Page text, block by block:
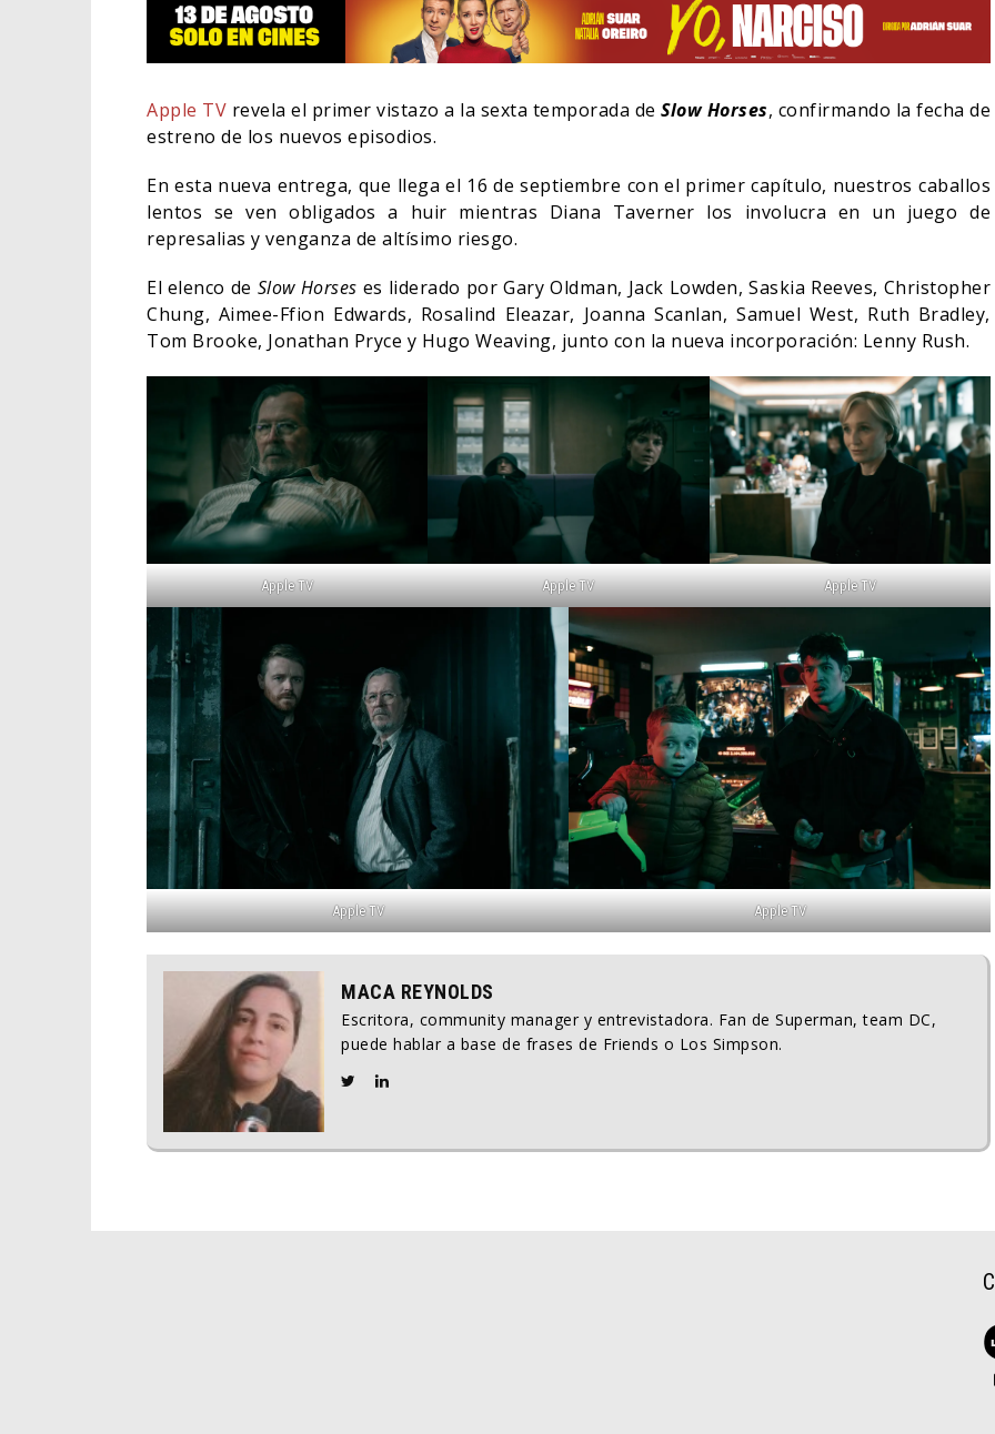
Apple TV revela el primer vistazo a la sexta temporada de Slow Horses, confirmando la fecha de
estreno de los nuevos episodios.
En esta nueva entrega, que llega el 16 de septiembre con el primer capítulo, nuestros caballos
lentos se ven obligados a huir mientras Diana Taverner los involucra en un juego de
represalias y venganza de altísimo riesgo.
El elenco de Slow Horses es liderado por Gary Oldman, Jack Lowden, Saskia Reeves, Christopher
Chung, Aimee-Ffion Edwards, Rosalind Eleazar, Joanna Scanlan, Samuel West, Ruth Bradley,
Tom Brooke, Jonathan Pryce y Hugo Weaving, junto con la nueva incorporación: Lenny Rush.
Apple TV Apple TV Apple TV
Apple TV Apple TV
MACA REYNOLDS
Escritora, community manager y entrevistadora. Fan de Superman, team DC,
puede hablar a base de frases de Friends o Los Simpson.
EL LIVE-ACTION DE ZELDA
ELIGE A SU VILLANO
CINE 06/08/2026
LA NOCHE DEL DEMONIO:
ESTÁN ENTRE NOSOTROS –
TRAILER FINAL
CINE 06/08/2026